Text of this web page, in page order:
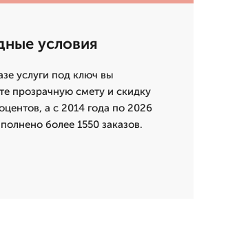
условия
услуги под ключ вы
прозрачную смету и скидку
а с 2014 года по 2026
более 1550 заказов.